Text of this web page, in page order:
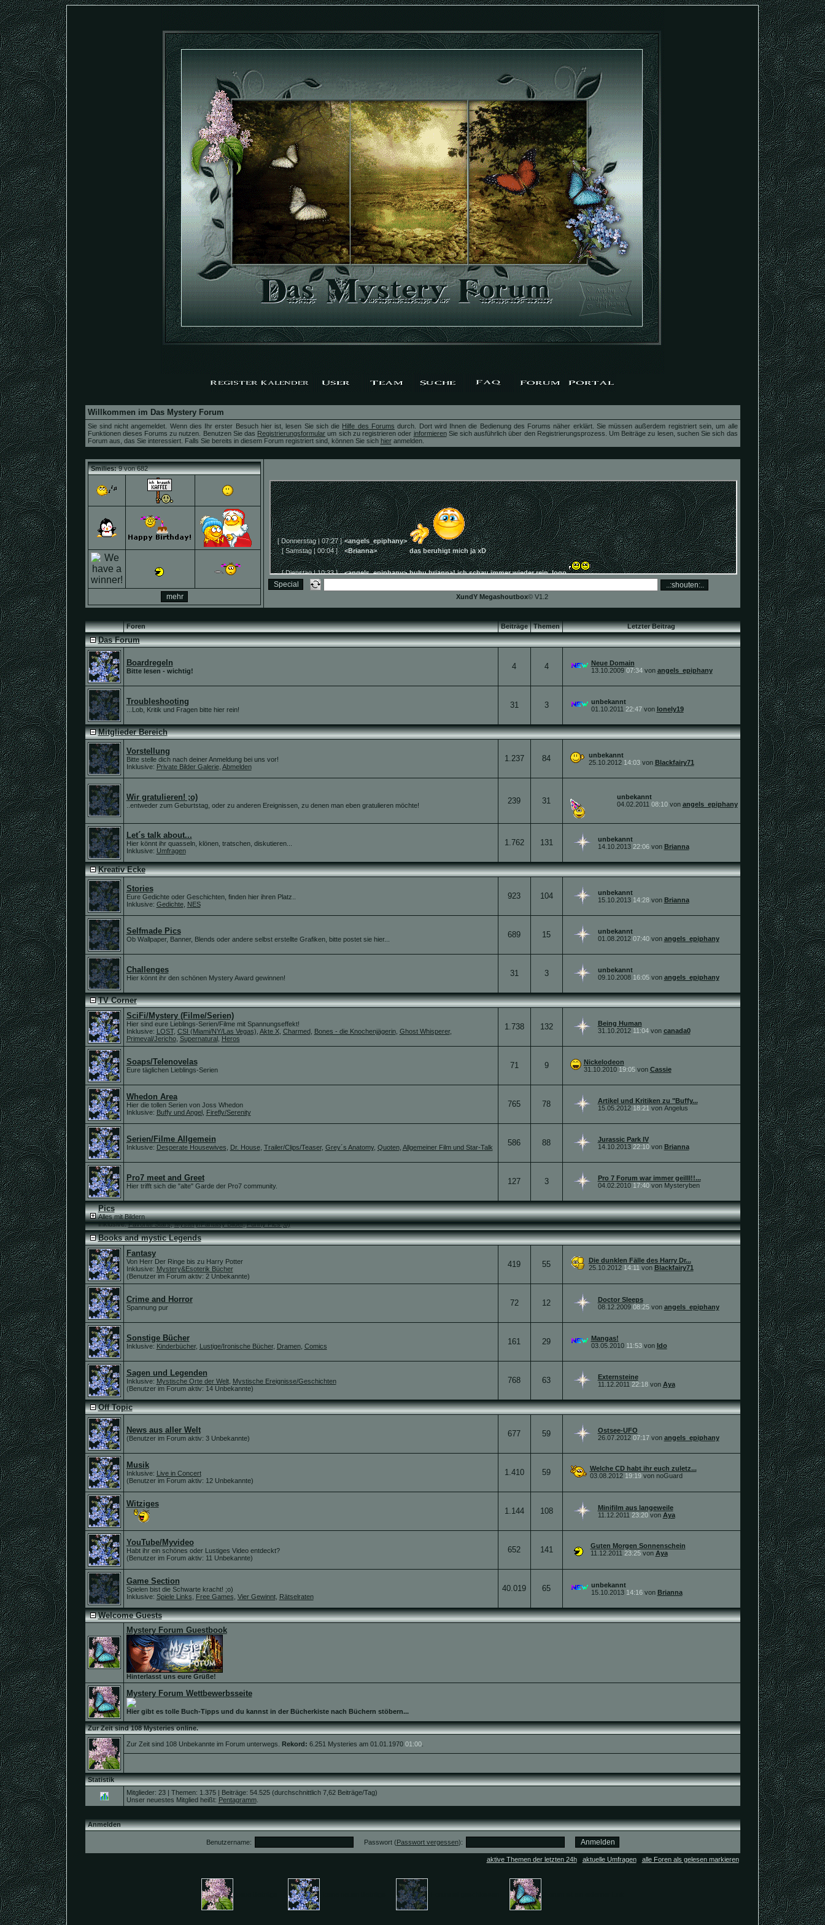
Willkommen im Das Mystery Forum
Sie sind nicht angemeldet. Wenn dies Ihr erster Besuch hier ist, lesen Sie sich die Hilfe des Forums durch. Dort wird Ihnen die Bedienung des Forums näher erklärt. Sie müssen außerdem registriert sein, um alle
Funktionen dieses Forums zu nutzen. Benutzen Sie das Registrierungsformular um sich zu registrieren oder informierenSie sich ausführlich über den Registrierungsprozess. Um Beiträge zu lesen, suchen Sie sich das
Forum aus, das Sie interessiert. Falls Sie bereits in diesem Forum registriert sind, können Sie sich hieranmelden.
Smilies:9 von 682
XundY Megashoutbox© V1.2
Foren Beiträge Themen Letzter Beitrag
Das Forum
Boardregeln
Bitte lesen - wichtig! 4 4
Neue Domain
13.10.2009 07:34von angels_epiphany
Troubleshooting
...Lob, Kritik und Fragen bitte hier rein! 31 3
unbekannt
01.10.2011 22:47von lonely19
Mitglieder Bereich
Vorstellung
Bitte stelle dich nach deiner Anmeldung bei uns vor!
Inklusive: Private Bilder Galerie, Abmelden
1.237 84
unbekannt
25.10.2012 14:03von Blackfairy71
Wir gratulieren! ;o)
..entweder zum Geburtstag, oder zu anderen Ereignissen, zu denen man eben gratulieren möchte! 239 31
unbekannt
04.02.2011 08:10von angels_epiphany
Let´s talk about...
Hier könnt ihr quasseln, klönen, tratschen, diskutieren...
Inklusive: Umfragen
1.762 131
unbekannt
14.10.2013 22:06von Brianna
Kreativ Ecke
Stories
Eure Gedichte oder Geschichten, finden hier ihren Platz..
Inklusive: Gedichte, NES
923 104
unbekannt
15.10.2013 14:28von Brianna
Selfmade Pics
Ob Wallpaper, Banner, Blends oder andere selbst erstellte Grafiken, bitte postet sie hier... 689 15
unbekannt
01.08.2012 07:40von angels_epiphany
Challenges
Hier könnt ihr den schönen Mystery Award gewinnen! 31 3
unbekannt
09.10.2008 16:05von angels_epiphany
TV Corner
SciFi/Mystery (Filme/Serien)
Hier sind eure Lieblings-Serien/Filme mit Spannungseffekt!
Inklusive: LOST, CSI (Miami/NY/Las Vegas) Akte X, Charmed, Bones - die Knochenjägerin, Ghost Whisperer,
Primeval/Jericho, Supernatural, Heros
1.738 132
Being Human
31.10.2012 11:04von canada0
Soaps/Telenovelas
Eure täglichen Lieblings-Serien 71 9
Nickelodeon
31.10.2010 19:05von Cassie
Whedon Area
Hier die tollen Serien von Joss Whedon
Inklusive: Buffy und Angel, Firefly/Serenity
765 78
Artikel und Kritiken zu "Buffy...
15.05.2012 18:21 von Angelus
Serien/Filme Allgemein
Inklusive: Desperate Housewives Dr. House, Trailer/Clips/Teaser, Grey´s Anatomy, Quoten, Allgemeiner Film und Star-Talk 586 88
Jurassic Park IV
14.10.2013 22:10von Brianna
Pro7 meet and Greet
Hier trifft sich die "alte" Garde der Pro7 community. 127 3
Pro 7 Forum war immer geilll!!...
04.02.2010 17:40von Mysteryben
Pics
Alles mit Bildern
Inklusive:Favorite Stars,Mystery/Fantasy Bilder,Funny Pics ;o)
Books and mystic Legends
Fantasy
Von Herr Der Ringe bis zu Harry Potter
Inklusive: Mystery&Esoterik Bücher
(Benutzer im Forum aktiv: 2 Unbekannte)
419 55
Die dunklen Fälle des Harry Dr...
25.10.2012 14:11 von Blackfairy71
Crime and Horror
Spannung pur 72 12
Doctor Sleeps
08.12.2009 08:25von angels_epiphany
Sonstige Bücher
Inklusive: Kinderbücher, Lustige/Ironische Bücher, Dramen, Comics 161 29
Mangas!
03.05.2010 11:53von Ido
Sagen und Legenden
Inklusive: Mystische Orte der Welt, Mystische Ereignisse/Geschichten
(Benutzer im Forum aktiv: 14 Unbekannte)
768 63
Externsteine
11.12.2011 22:18von Aya
Off Topic
News aus aller Welt
(Benutzer im Forum aktiv: 3 Unbekannte) 677 59
Ostsee-UFO
26.07.2012 07:17von angels_epiphany
Musik
Inklusive: Live in Concert
(Benutzer im Forum aktiv: 12 Unbekannte)
1.410 59
Welche CD habt ihr euch zuletz...
03.08.2012 19:19von noGuard
Witziges
1.144
108
Minifilm aus langeweile
11.12.2011 23:20von Aya
YouTube/Myvideo
Habt ihr ein schönes oder Lustiges Video entdeckt?
(Benutzer im Forum aktiv: 11 Unbekannte)
652 141
Guten Morgen Sonnenschein
11.12.2011 23:25von Aya
Game Section
Spielen bist die Schwarte kracht! ;o)
Inklusive: Spiele Links Free Games Vier Gewinnt, Rätselraten
40.019 65
unbekannt
15.10.2013 14:16von Brianna
Welcome Guests
Mystery Forum Guestbook
Hinterlasst uns eure Grüße!
Mystery Forum Wettbewerbsseite
Hier gibt es tolle Buch-Tipps und du kannst in der Bücherkiste nach Büchern stöbern...
Zur Zeit sind 108 Mysteries online.
Zur Zeit sind 108 Unbekannte im Forum unterwegs. Rekord: 6.251 Mysteries am 01.01.1970 01:00.
Statistik
Mitglieder: 23 | Themen: 1.375 | Beiträge: 54.525 (durchschnittlich 7,62 Beiträge/Tag)
Unser neuestes Mitglied heißt: Pentagramm.
Anmelden
Benutzername: Passwort (Passwort vergessen):
aktive Themen der letzten 24h| aktuelle Umfragen| alle Foren als gelesen markieren